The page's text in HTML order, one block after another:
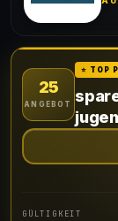
25
ANGEBOT
⭐ TOP
GÜLTIGKEIT